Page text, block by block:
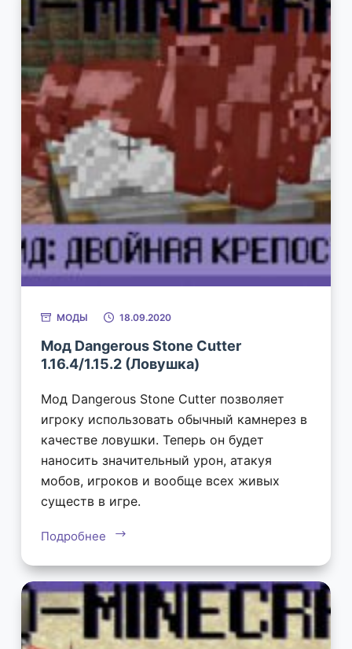
МОДЫ 18.09.2020
Мод Dangerous Stone Cutter
1.16.4/1.15.2 (Ловушка)
Мод Dangerous Stone Cutter позволяет
игроку использовать обычный камнерез в
качестве ловушки. Теперь он будет
наносить значительный урон, атакуя
мобов, игроков и вообще всех живых
существ в игре.
Подробнее